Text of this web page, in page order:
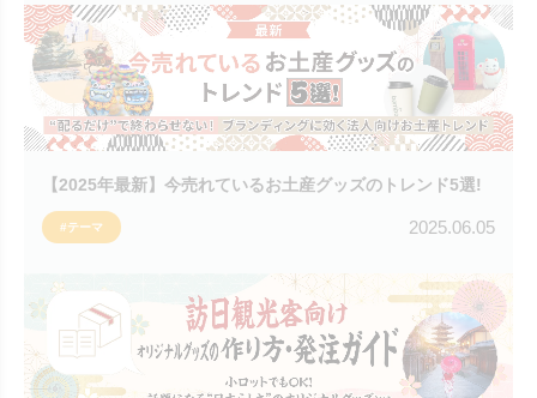
【2025年最新】今売れているお土産グッズのトレンド5選!
#テーマ 2025.06.05